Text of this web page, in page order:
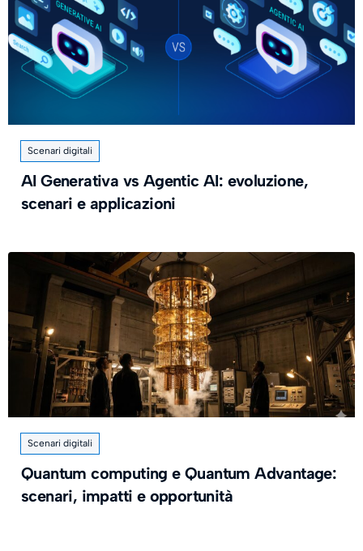
Scenari digitali
AI Generativa vs Agentic AI: evoluzione,
scenari e applicazioni
Scenari digitali
Quantum computing e Quantum Advantage:
scenari, impatti e opportunità